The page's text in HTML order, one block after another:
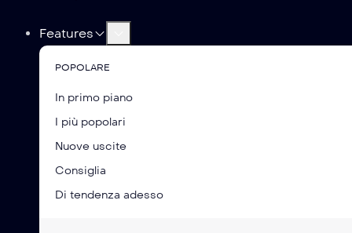
Features
POPOLARE
In primo piano
I più popolari
Nuove uscite
Consiglia
Di tendenza adesso